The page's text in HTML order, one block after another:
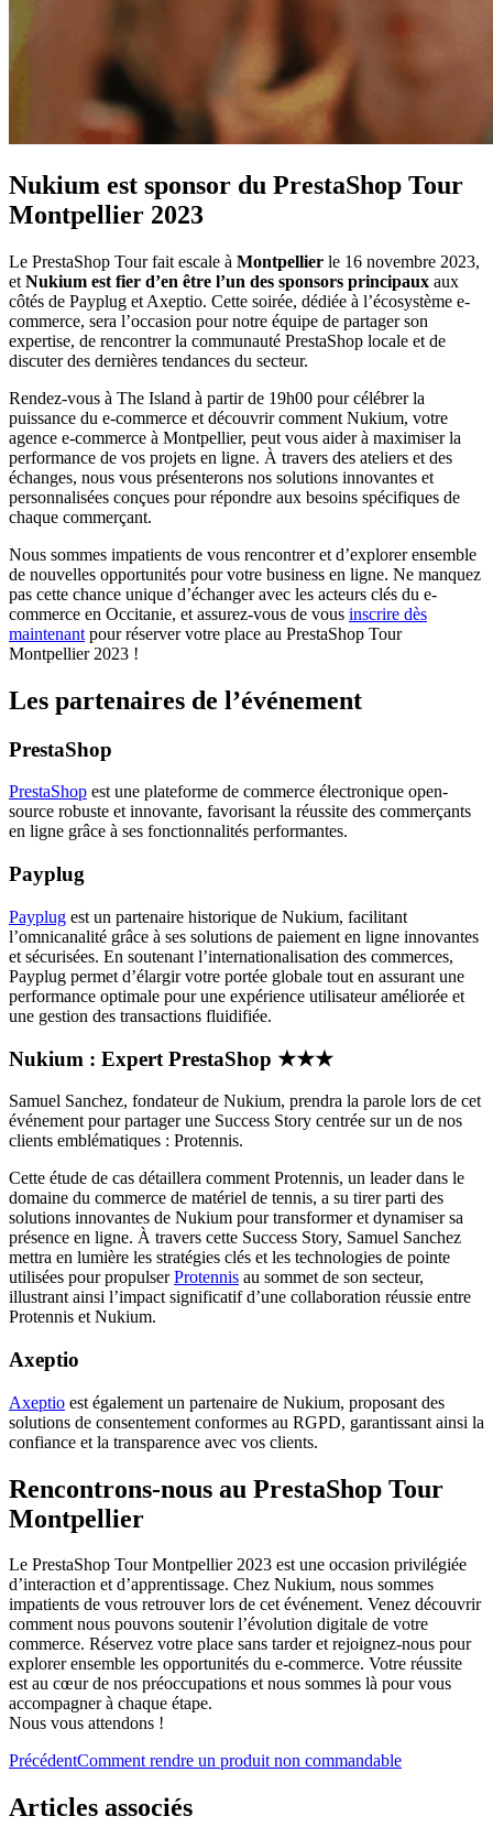
Nukium est sponsor du PrestaShop Tour
Montpellier 2023
Le PrestaShop Tour fait escale à Montpellier le 16 novembre 2023,
et Nukium est fier d’en être l’un des sponsors principaux aux
côtés de Payplug et Axeptio. Cette soirée, dédiée à l’écosystème e-
commerce, sera l’occasion pour notre équipe de partager son
expertise, de rencontrer la communauté PrestaShop locale et de
discuter des dernières tendances du secteur.
Rendez-vous à The Island à partir de 19h00 pour célébrer la
puissance du e-commerce et découvrir comment Nukium, votre
agence e-commerce à Montpellier, peut vous aider à maximiser la
performance de vos projets en ligne. À travers des ateliers et des
échanges, nous vous présenterons nos solutions innovantes et
personnalisées conçues pour répondre aux besoins spécifiques de
chaque commerçant.
Nous sommes impatients de vous rencontrer et d’explorer ensemble
de nouvelles opportunités pour votre business en ligne. Ne manquez
pas cette chance unique d’échanger avec les acteurs clés du e-
commerce en Occitanie, et assurez-vous de vous inscrire dès
maintenant pour réserver votre place au PrestaShop Tour
Montpellier 2023 !
Les partenaires de l’événement
PrestaShop
PrestaShop est une plateforme de commerce électronique open-
source robuste et innovante, favorisant la réussite des commerçants
en ligne grâce à ses fonctionnalités performantes.
Payplug
Payplug est un partenaire historique de Nukium, facilitant
l’omnicanalité grâce à ses solutions de paiement en ligne innovantes
et sécurisées. En soutenant l’internationalisation des commerces,
Payplug permet d’élargir votre portée globale tout en assurant une
performance optimale pour une expérience utilisateur améliorée et
une gestion des transactions fluidifiée.
Nukium : Expert PrestaShop ★★★
Samuel Sanchez, fondateur de Nukium, prendra la parole lors de cet
événement pour partager une Success Story centrée sur un de nos
clients emblématiques : Protennis.
Cette étude de cas détaillera comment Protennis, un leader dans le
domaine du commerce de matériel de tennis, a su tirer parti des
solutions innovantes de Nukium pour transformer et dynamiser sa
présence en ligne. À travers cette Success Story, Samuel Sanchez
mettra en lumière les stratégies clés et les technologies de pointe
utilisées pour propulserProtennis au sommet de son secteur,
illustrant ainsi l’impact significatif d’une collaboration réussie entre
Protennis et Nukium.
Axeptio
Axeptio est également un partenaire de Nukium, proposant des
solutions de consentement conformes au RGPD, garantissant ainsi la
confiance et la transparence avec vos clients.
Rencontrons-nous au PrestaShop Tour
Montpellier
Le PrestaShop Tour Montpellier 2023 est une occasion privilégiée
d’interaction et d’apprentissage. Chez Nukium, nous sommes
impatients de vous retrouver lors de cet événement. Venez découvrir
comment nous pouvons soutenir l’évolution digitale de votre
commerce. Réservez votre place sans tarder et rejoignez-nous pour
explorer ensemble les opportunités du e-commerce. Votre réussite
est au cœur de nos préoccupations et nous sommes là pour vous
accompagner à chaque étape.
Nous vous attendons !
PrécédentComment rendre un produit non commandable
Articles associés